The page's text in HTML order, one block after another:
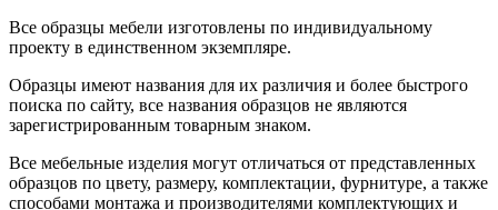
Все образцы мебели изготовлены по индивидуальному
проекту в единственном экземпляре.
Образцы имеют названия для их различия и более быстрого
поиска по сайту, все названия образцов не являются
зарегистрированным товарным знаком.
Все мебельные изделия могут отличаться от представленных
образцов по цвету, размеру, комплектации, фурнитуре, а также
способами монтажа и производителями комплектующих и